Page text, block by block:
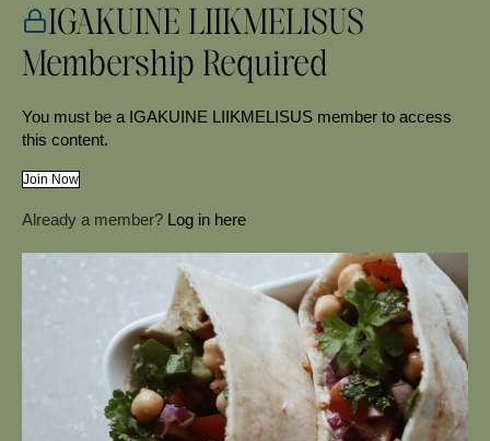
IGAKUINE LIIKMELISUS
Membership Required
You must be a IGAKUINE LIIKMELISUS member to access
this content.
Join Now
Already a member? Log in here